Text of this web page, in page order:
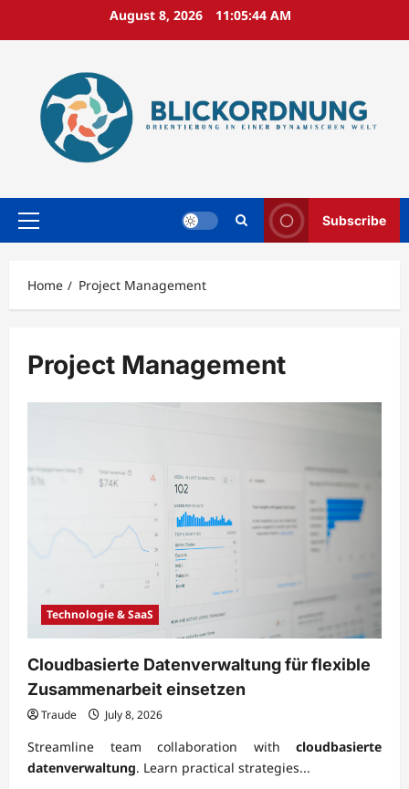
August 8, 2026 11:05:45 AM
Primary
Subscribe
Home Project Management
Project Management
Technologie & SaaS
Cloudbasierte Datenverwaltung für flexible
Zusammenarbeit einsetzen
Traude July 8, 2026
Streamline team collaboration with cloudbasierte
datenverwaltung. Learn practical strategies...